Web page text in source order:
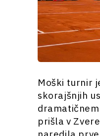
Moški turnir
skorajšnjih
prišla v